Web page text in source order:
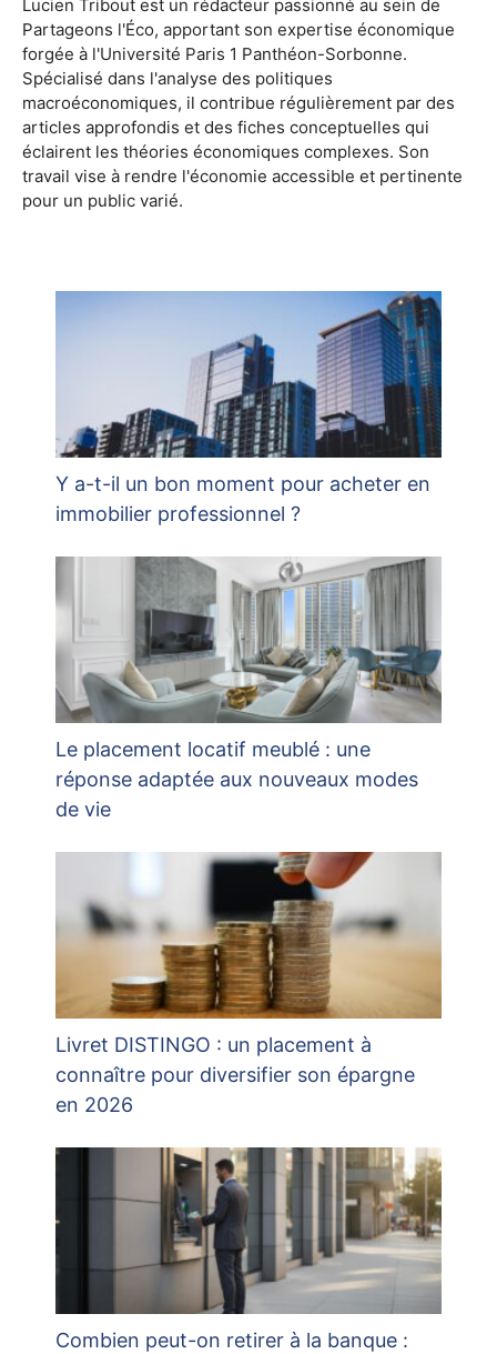
Lucien Tribout est un rédacteur passionné au sein de
Partageons l'Éco, apportant son expertise économique
forgée à l'Université Paris 1 Panthéon-Sorbonne.
Spécialisé dans l'analyse des politiques
macroéconomiques, il contribue régulièrement par des
articles approfondis et des fiches conceptuelles qui
éclairent les théories économiques complexes. Son
travail vise à rendre l'économie accessible et pertinente
pour un public varié.
Y a-t-il un bon moment pour acheter en
immobilier professionnel ?
Le placement locatif meublé : une
réponse adaptée aux nouveaux modes
de vie
Livret DISTINGO : un placement à
connaître pour diversifier son épargne
en 2026
Combien peut-on retirer à la banque :